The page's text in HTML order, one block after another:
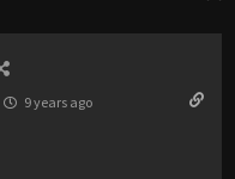
9 years ago